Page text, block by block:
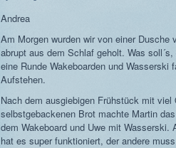
Andrea
Am Morgen wurden wir von einer
abrupt aus dem Schlaf geholt. Was
eine Runde Wakeboarden und Wasserski
Aufstehen.
Nach dem ausgiebigen Frühstück mit
selbstgebackenen Brot machte Martin
dem Wakeboard und Uwe mit
hat es super funktioniert, der andere